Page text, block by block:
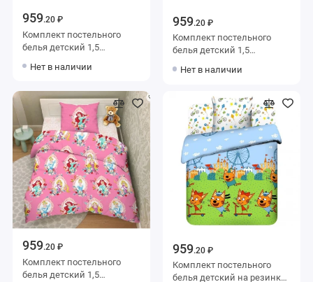
959.20 ₽
Комплект постельного
белья детский 1,5
наволочкой 70х70
Нет в наличии
959.20 ₽
Комплект постельного
белья детский 1,5
наволочкой 70х70
Нет в наличии
959.20 ₽
Комплект постельного
белья детский 1,5
959.20 ₽
Комплект постельного
белья детский на резинке